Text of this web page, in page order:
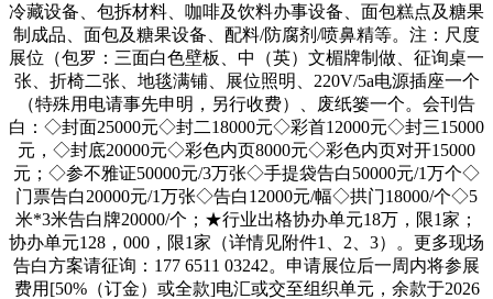
冷藏设备、包拆材料、咖啡及饮料办事设备、面包糕点及糖果
制成品、面包及糖果设备、配料/防腐剂/喷鼻精等。注：尺度
展位（包罗：三面白色壁板、中（英）文楣牌制做、征询桌一
张、折椅二张、地毯满铺、展位照明、220V/5a电源插座一个
（特殊用电请事先申明，另行收费）、废纸篓一个。会刊告
白：◇封面25000元◇封二18000元◇彩首12000元◇封三15000
元，◇封底20000元◇彩色内页8000元◇彩色内页对开15000
元；◇参不雅证50000元/3万张◇手提袋告白50000元/1万个◇
门票告白20000元/1万张◇告白12000元/幅◇拱门18000/个◇5
米*3米告白牌20000/个；★行业出格协办单元18万，限1家；
协办单元128，000，限1家（详情见附件1、2、3）。更多现场
告白方案请征询：177 6511 03242。申请展位后一周内将参展
费用[50%（订金）或全款]电汇或交至组织单元，余款于2026